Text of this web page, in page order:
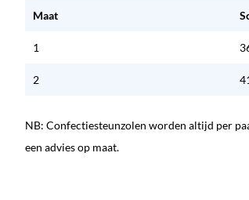
Maat
1
2
NB: Confectiesteunzolen worden altijd per
een advies op maat.